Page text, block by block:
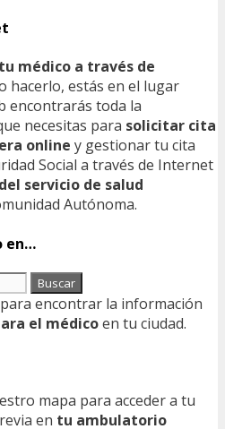
médico a través de
hacerlo, estás en el lugar
encontrarás toda la
necesitas para solicitar cita
online y gestionar tu cita
Social a través de Internet
servicio de salud
Autónoma.
en…
encontrar la información
el médicoen tu ciudad.
mapa para acceder a tu
en tu ambulatorio